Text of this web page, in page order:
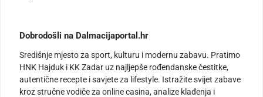
Dobrodošli na Dalmacijaportal.hr
Središnje mjesto za sport, kulturu i modernu zabavu. Pratimo
HNK Hajduk i KK Zadar uz najljepše rođendanske čestitke,
autentične recepte i savjete za lifestyle. Istražite svijet zabave
kroz stručne vodiče za online casina, analize klađenja i